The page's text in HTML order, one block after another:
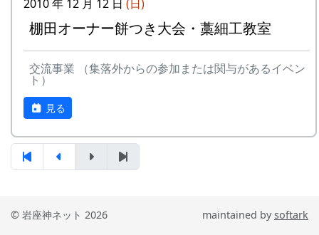
村の秋祭りに参加して、御神酒を飲み、「ひ
きやま」を引くことができます。
(100平方メートルの収穫収量は玄米で約30キ
ロです。) 清流の里、岩座神地区のコシヒカ
田すき、田ごしらえ、水管理、病害虫対策(3
回程度)、施肥、脱穀、乾燥、籾すりなどは
地元農家で担当します。
実りの時期には、かかしを立てることができ
多可町の宿泊施設を安く利用できます(青年
の家、悠遊館、ハーモニーパークなど)。
田植え、稲刈り時のイベントに参加できま
リは特においしいと評判です。
田すき、田ごしらえ、水管理、病害虫対策(3
回程度)、施肥、脱穀、乾燥、籾すりなどは
地元農家で担当します。
ます。
多可町の宿泊施設を安く利用できます(青年
の家、悠遊館、ハーモニーパークなど)。
多可町の特産品がもらえます(1万円相当)。
地元の新鮮な野菜を購入できます。
多可町の祭などにもご参加ください。
2010 年 12 月 12 日 (日)
棚田オーナー餅つき大会・藁細工教室
交流事業 （集落外からの参加または関与があるイベン
ト）
見る
© 岩座神ネット 2026 maintained bysoftark